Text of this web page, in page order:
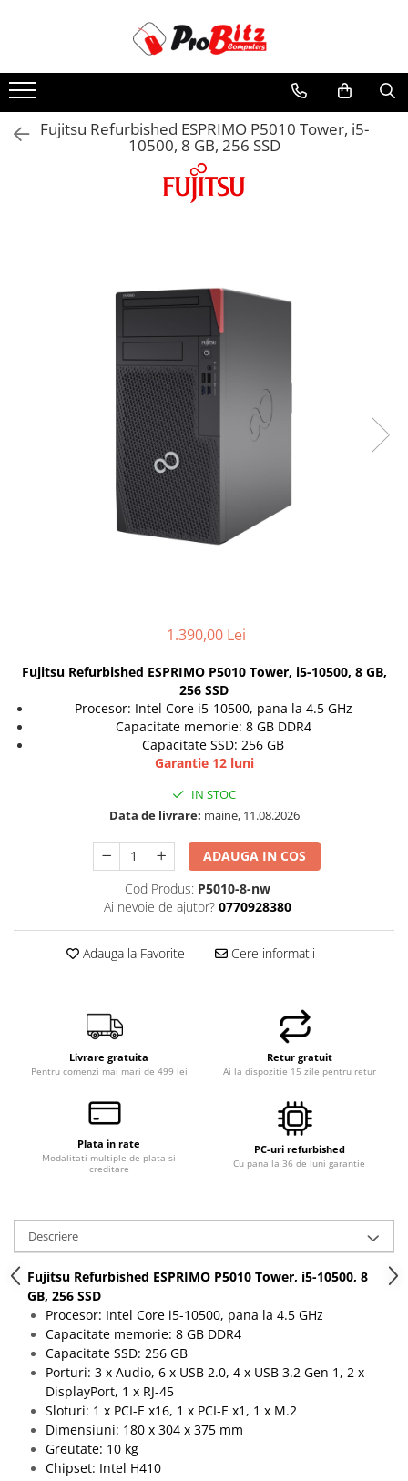
Laptopuri si accesorii
Laptopuri
Hard Disk-uri laptop
Componente REFURBISHED Laptop
Hard Disk-uri Refurbished
Accesorii Laptop
Incarcatoare laptop
Incarcatoare laptop refurbished
Standuri și Coolere Laptop
Calculatoare Mini NOI
Calculatoare SECOND-HAND
Calculatoare GAMING
Calculatoare REFURBISHED
Componente PC NOI
SSD
Ventilatoare carcasa
Componente Renew/Refurbished
Placi de baza REFURBISHED
Placi VIDEO
PC All-in-One
All-in-One REFURBISHED
Calculatoare All-in-One RENEW
Componente All-in-One
Monitoare
Monitoare NOI
Monitoare Refurbished
Monitoare Renew
Monitoare Second-Hand
Servere
Hard Disk-uri SERVER
Fujitsu Refurbished ESPRIMO P5010 Tower, i5-
10500, 8 GB, 256 SSD
1.390,00 Lei
Fujitsu Refurbished ESPRIMO P5010 Tower, i5-10500, 8 GB,
256 SSD
Procesor: Intel Core i5-10500, pana la 4.5 GHz
Capacitate memorie: 8 GB DDR4
Capacitate SSD: 256 GB
Garantie 12 luni
IN STOC
Data de livrare: maine, 11.08.2026
ADAUGA IN COS
Cod Produs: P5010-8-nw
Ai nevoie de ajutor? 0770928380
Adauga la Favorite Cere informatii
Livrare gratuita
Pentru comenzi mai mari de 499 lei
Retur gratuit
Ai la dispozitie 15 zile pentru retur
Plata in rate
Modalitati multiple de plata si
creditare
PC-uri refurbished
Cu pana la 36 de luni garantie
Descriere
Fujitsu Refurbished ESPRIMO P5010 Tower, i5-10500, 8
GB, 256 SSD
Procesor: Intel Core i5-10500, pana la 4.5 GHz
Capacitate memorie: 8 GB DDR4
Capacitate SSD: 256 GB
Porturi: 3 x Audio, 6 x USB 2.0, 4 x USB 3.2 Gen 1, 2 x
DisplayPort, 1 x RJ-45
Sloturi: 1 x PCI-E x16, 1 x PCI-E x1, 1 x M.2
Dimensiuni: 180 x 304 x 375 mm
Greutate: 10 kg
Chipset: Intel H410